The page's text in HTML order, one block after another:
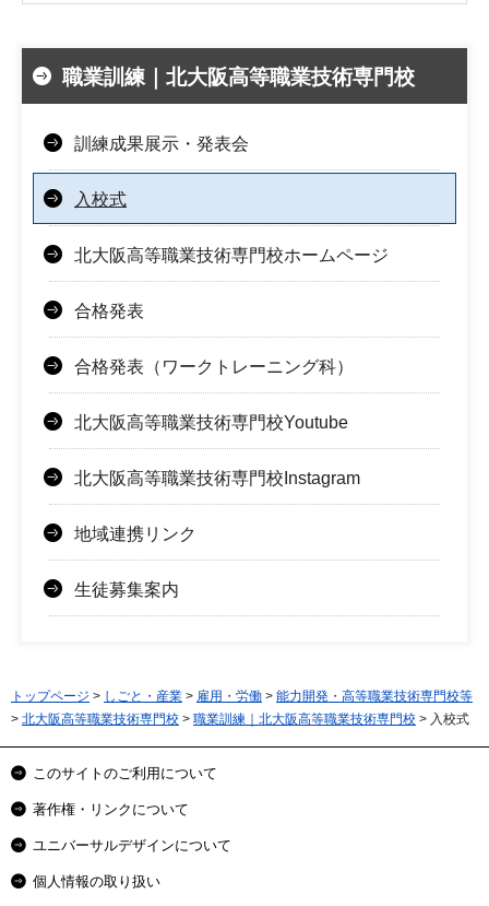
職業訓練｜北大阪高等職業技術専門校
訓練成果展示・発表会
入校式
北大阪高等職業技術専門校ホームページ
合格発表
合格発表（ワークトレーニング科）
北大阪高等職業技術専門校Youtube
北大阪高等職業技術専門校Instagram
地域連携リンク
生徒募集案内
トップページ > しごと・産業 > 雇用・労働 > 能力開発・高等職業技術専門校等
> 北大阪高等職業技術専門校 > 職業訓練｜北大阪高等職業技術専門校 > 入校式
このサイトのご利用について
著作権・リンクについて
ユニバーサルデザインについて
個人情報の取り扱い